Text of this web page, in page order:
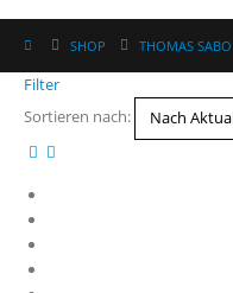
SHOP THOMAS SABO
Filter
Sortieren nach: